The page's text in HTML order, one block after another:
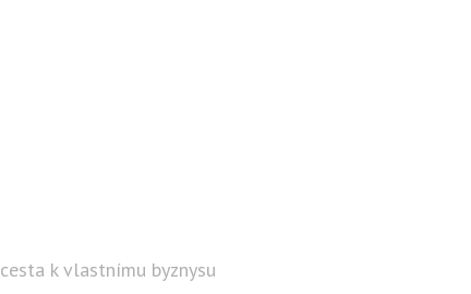
cesta k vlastnímu byznysu